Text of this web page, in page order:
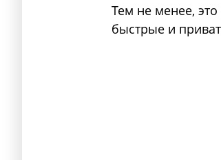
Тем не менее,
быстрые и